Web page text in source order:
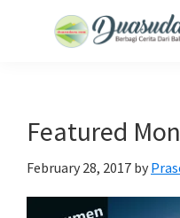
Balik
Lensa
Featured
February 28, 2017 by